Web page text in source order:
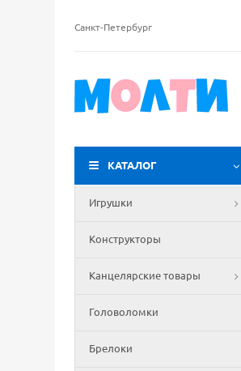
Санкт-Петербург
КАТАЛОГ
Игрушки
Конструкторы
Канцелярские товары
Головоломки
Брелоки